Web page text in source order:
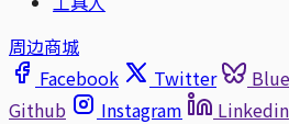
周边商城
Facebook
Twitter
Github
Instagram Linkedin